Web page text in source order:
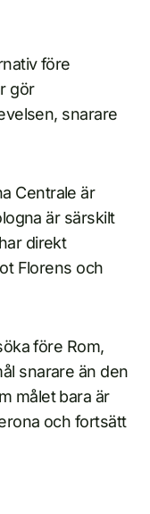
före
gör
snarare
Centrale är
är särskilt
direkt
Florens och
före Rom,
snarare än den
målet bara är
och fortsätt